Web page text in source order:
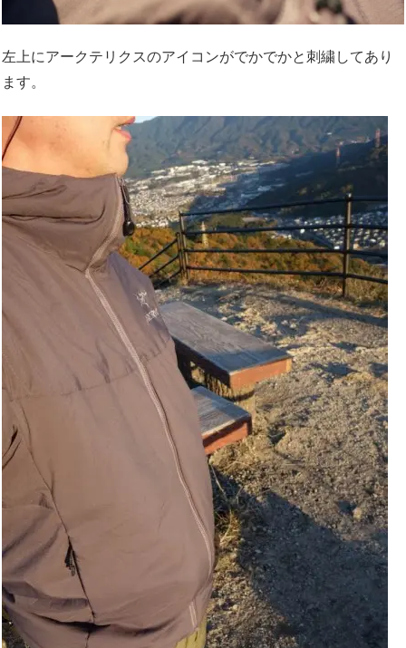
左上にアークテリクスのアイコンがでかでかと刺繍してあり
ます。